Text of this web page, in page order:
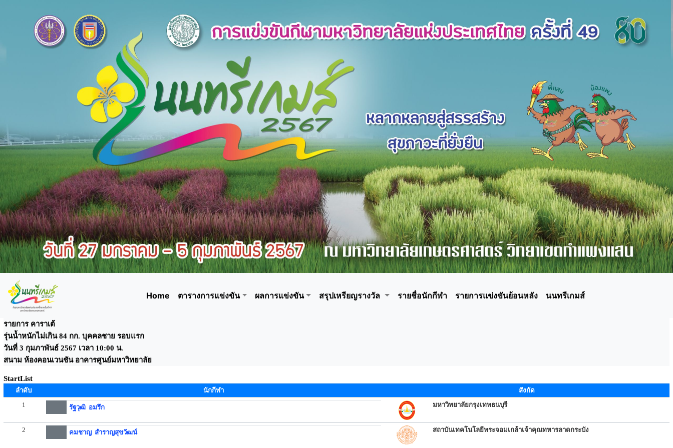
Home ตารางการแข่งขัน ผลการแข่งขัน สรุปเหรียญรางวัล รายชื่อนักกีฬา รายการแข่งขันย้อนหลัง นนทรีเกมส์
รายการ คาราเต้
รุ่นน้ำหนักไม่เกิน 84 กก. บุคคลชาย รอบแรก
วันที่ 3 กุมภาพันธ์ 2567 เวลา 10:00 น.
สนาม ห้องคอนเวนชัน อาคารศูนย์มหาวิทยาลัย
StartList
ลำดับ นักกีฬา
สังกัด
1
รัฐวุฒิ อมรึก มหาวิทยาลัยกรุงเทพธนบุรี
2 คมชาญ สำราญสุขวัฒน์ สถาบันเทคโนโลยีพระจอมเกล้าเจ้าคุณทหารลาดกระบัง